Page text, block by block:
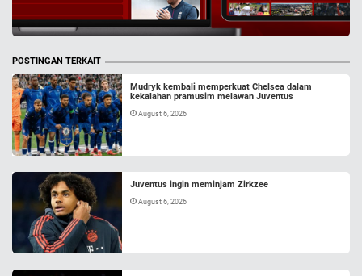
POSTINGAN TERKAIT
Mudryk kembali memperkuat Chelsea dalam
kekalahan pramusim melawan Juventus
August 6, 2026
Juventus ingin meminjam Zirkzee
August 6, 2026